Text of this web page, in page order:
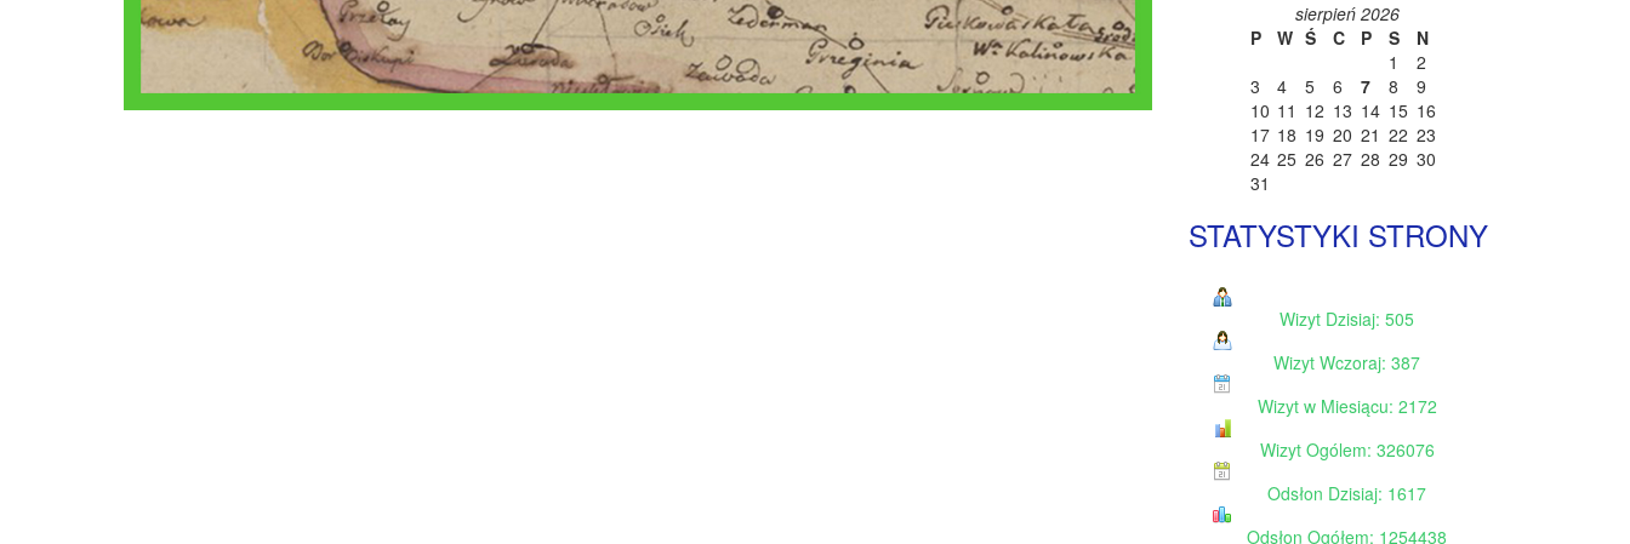
sierpień 2026
P
W Ś C P S
N
1
2
3
4 5 6 7 8
9
10 11 12 13 14 15 16
17 18 19 20 21 22 23
24 25 26 27 28 29 30
31
STATYSTYKI STRONY
Wizyt Dzisiaj: 505
Wizyt Wczoraj: 387
Wizyt w Miesiącu: 2172
Wizyt Ogólem: 326076
Odsłon Dzisiaj: 1617
Odsłon Ogółem: 1254438